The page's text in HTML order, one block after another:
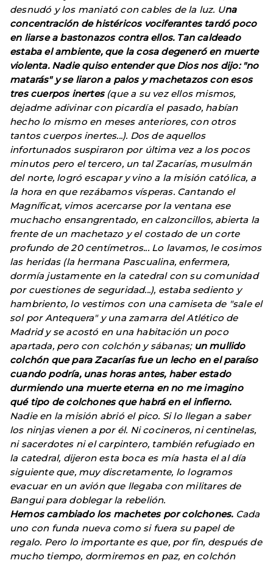
desnudó y los maniató con cables de la luz. Una
concentración de histéricos vociferantes tardó poco
en liarse a bastonazos contra ellos. Tan caldeado
estaba el ambiente, que la cosa degeneró en muerte
violenta. Nadie quiso entender que Dios nos dijo: "no
matarás" y se liaron a palos y machetazos con esos
tres cuerpos inertes(que a su vez ellos mismos,
dejadme adivinar con picardía el pasado, habían
hecho lo mismo en meses anteriores, con otros
tantos cuerpos inertes...). Dos de aquellos
infortunados suspiraron por última vez a los pocos
minutos pero el tercero, un tal Zacarías, musulmán
del norte, logró escapar y vino a la misión católica, a
la hora en que rezábamos vísperas. Cantando el
Magníficat, vimos acercarse por la ventana ese
muchacho ensangrentado, en calzoncillos, abierta la
frente de un machetazo y el costado de un corte
profundo de 20 centímetros... Lo lavamos, le cosimos
las heridas (la hermana Pascualina, enfermera,
dormía justamente en la catedral con su comunidad
por cuestiones de seguridad...), estaba sediento y
hambriento, lo vestimos con una camiseta de "sale el
sol por Antequera" y una zamarra del Atlético de
Madrid y se acostó en una habitación un poco
apartada, pero con colchón y sábanas; un mullido
colchón que para Zacarías fue un lecho en el paraíso
cuando podría, unas horas antes, haber estado
durmiendo una muerte eterna en no me imagino
qué tipo de colchones que habrá en el infierno.
Nadie en la misión abrió el pico. Si lo llegan a saber
los ninjas vienen a por él. Ni cocineros, ni centinelas,
ni sacerdotes ni el carpintero, también refugiado en
la catedral, dijeron esta boca es mía hasta el al día
siguiente que, muy discretamente, lo logramos
evacuar en un avión que llegaba con militares de
Bangui para doblegar la rebelión.
Hemos cambiado los machetes por colchones.Cada
uno con funda nueva como si fuera su papel de
regalo. Pero lo importante es que, por fin, después de
mucho tiempo, dormiremos en paz, en colchón